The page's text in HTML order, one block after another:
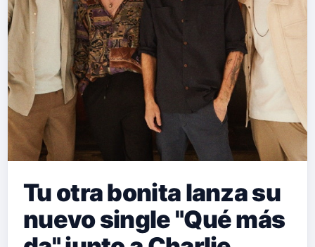
Tu otra bonita lanza su
nuevo single "Qué más